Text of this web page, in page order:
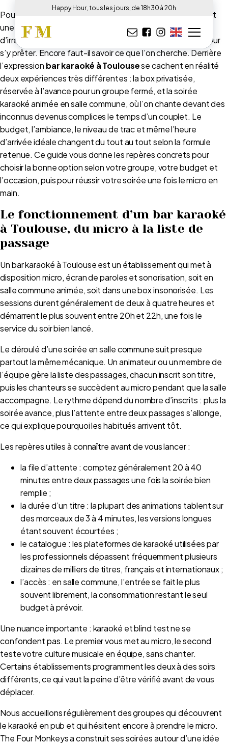
Happy Hour, tous les jours, de 18h30 à 20h
Pousser la chansonnette entre amis, micro en main, devant
une salle qui reprend le refrain : l’exercice a quelque chose
d’irrésistible, et la Ville Rose ne manque pas d’adresses pour
s’y prêter. Encore faut-il savoir ce que l’on cherche. Derrière
l’expression bar karaoké à Toulousese cachent en réalité
deux expériences très différentes : la box privatisée,
réservée à l’avance pour un groupe fermé, et la soirée
karaoké animée en salle commune, où l’on chante devant des
inconnus devenus complices le temps d’un couplet. Le
budget, l’ambiance, le niveau de trac et même l’heure
d’arrivée idéale changent du tout au tout selon la formule
retenue. Ce guide vous donne les repères concrets pour
choisir la bonne option selon votre groupe, votre budget et
l’occasion, puis pour réussir votre soirée une fois le micro en
main.
Le fonctionnement d’un bar karaoké
à Toulouse, du micro à la liste de
passage
Un bar karaoké à Toulouse est un établissement qui met à
disposition micro, écran de paroles et sonorisation, soit en
salle commune animée, soit dans une box insonorisée. Les
sessions durent généralement de deux à quatre heures et
démarrent le plus souvent entre 20h et 22h, une fois le
service du soir bien lancé.
Le déroulé d’une soirée en salle commune suit presque
partout la même mécanique. Un animateur ou un membre de
l’équipe gère la liste des passages, chacun inscrit son titre,
puis les chanteurs se succèdent au micro pendant que la salle
accompagne. Le rythme dépend du nombre d’inscrits : plus la
soirée avance, plus l’attente entre deux passages s’allonge,
ce qui explique pourquoi les habitués arrivent tôt.
Les repères utiles à connaître avant de vous lancer :
la file d’attente : comptez généralement 20 à 40
minutes entre deux passages une fois la soirée bien
remplie ;
la durée d’un titre : la plupart des animations tablent sur
des morceaux de 3 à 4 minutes, les versions longues
étant souvent écourtées ;
le catalogue : les plateformes de karaoké utilisées par
les professionnels dépassent fréquemment plusieurs
dizaines de milliers de titres, français et internationaux ;
l’accès : en salle commune, l’entrée se fait le plus
souvent librement, la consommation restant le seul
budget à prévoir.
Une nuance importante : karaoké et blind test ne se
confondent pas. Le premier vous met au micro, le second
teste votre culture musicale en équipe, sans chanter.
Certains établissements programment les deux à des soirs
différents, ce qui vaut la peine d’être vérifié avant de vous
déplacer.
Nous accueillons régulièrement des groupes qui découvrent
le karaoké en pub et qui hésitent encore à prendre le micro.
The Four Monkeys a construit ses soirées autour d’une idée